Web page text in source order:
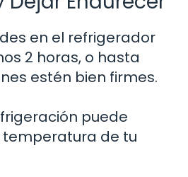
en el refrigerador
2 horas, o hasta
estén bien firmes.
puede
de tu